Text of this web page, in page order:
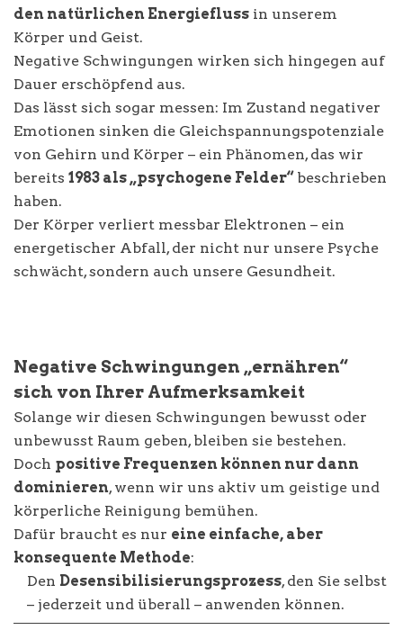
den natürlichen Energiefluss in unserem
Körper und Geist.
Negative Schwingungen wirken sich hingegen auf
Dauer erschöpfend aus.
Das lässt sich sogar messen: Im Zustand negativer
Emotionen sinken die Gleichspannungspotenziale
von Gehirn und Körper – ein Phänomen, das wir
bereits 1983 als „psychogene Felder“beschrieben
haben.
Der Körper verliert messbar Elektronen – ein
energetischer Abfall, der nicht nur unsere Psyche
schwächt, sondern auch unsere Gesundheit.
Negative Schwingungen „ernähren“
sich von Ihrer Aufmerksamkeit
Solange wir diesen Schwingungen bewusst oder
unbewusst Raum geben, bleiben sie bestehen.
Doch positive Frequenzen können nur dann
dominieren, wenn wir uns aktiv um geistige und
körperliche Reinigung bemühen.
Dafür braucht es nur eine einfache, aber
konsequente Methode:
Den Desensibilisierungsprozess, den Sie selbst
– jederzeit und überall – anwenden können.